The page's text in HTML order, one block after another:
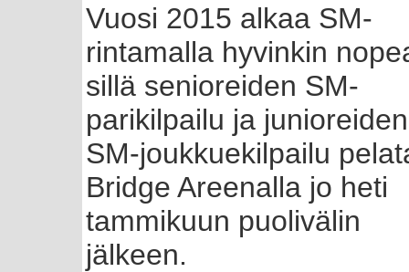
Vuosi 2015 alkaa SM-
rintamalla hyvinkin
sillä senioreiden SM-
parikilpailu ja junioreiden
SM-joukkuekilpailu
Bridge Areenalla jo heti
tammikuun puolivälin
jälkeen.